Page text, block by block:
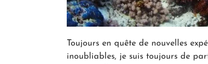
Toujours en quête de nouvelles
inoubliables, je suis toujours de